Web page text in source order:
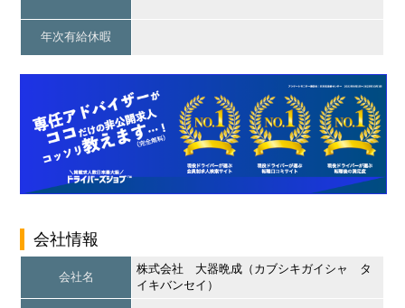
年次有給休暇
会社情報
会社名
株式会社 大器晩成（カブシキガイシャ タ
イキバンセイ）